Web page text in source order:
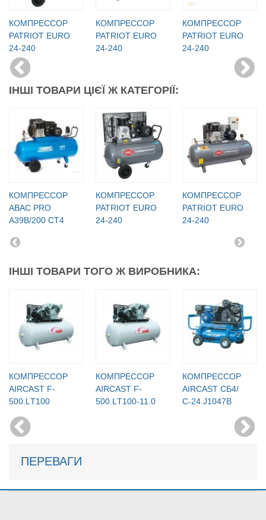
КОМПРЕССОР
PATRIOT EURO
24-240
КОМПРЕССОР
PATRIOT EURO
24-240
КОМПРЕССОР
PATRIOT EURO
24-240
ІНШІ ТОВАРИ ЦІЄЇ Ж КАТЕГОРІЇ:
КОМПРЕССОР
ABAC PRO
A39B/200 CT4
КОМПРЕССОР
PATRIOT EURO
24-240
КОМПРЕССОР
PATRIOT EURO
24-240
ІНШІ ТОВАРИ ТОГО Ж ВИРОБНИКА:
КОМПРЕССОР
AIRCAST F-
500.LТ100
КОМПРЕССОР
AIRCAST F-
500.LТ100-11.0
КОМПРЕССОР
AIRCAST СБ4/
С-24.J1047B
ПЕРЕВАГИ